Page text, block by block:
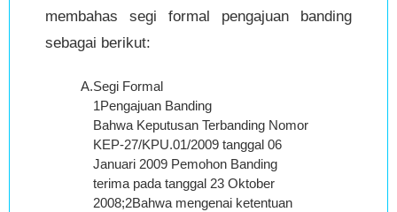
membahas segi formal pengajuan banding
sebagai berikut:
A.Segi Formal
1Pengajuan Banding
Bahwa Keputusan Terbanding Nomor
KEP-27/KPU.01/2009 tanggal 06
Januari 2009 Pemohon Banding
terima pada tanggal 23 Oktober
2008;2Bahwa mengenai ketentuan